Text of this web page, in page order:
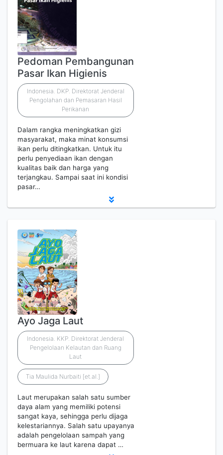
Pedoman Pembangunan
Pasar Ikan Higienis
Indonesia. DKP. Direktorat Jenderal
Pengolahan dan Pemasaran Hasil
Perikanan
Dalam rangka meningkatkan gizi
masyarakat, maka minat konsumsi
ikan perlu ditingkatkan. Untuk itu
perlu penyediaan ikan dengan
kualitas baik dan harga yang
terjangkau. Sampai saat ini kondisi
pasar…
Ayo Jaga Laut
Indonesia. KKP. Direktorat Jenderal
Pengelolaan Kelautan dan Ruang
Laut
Tia Maulida Nurbaiti [et.al.]
Laut merupakan salah satu sumber
daya alam yang memiliki potensi
sangat kaya, sehingga perlu dijaga
kelestariannya. Salah satu upayanya
adalah pengelolaan sampah yang
bermuara ke laut karena dapat …